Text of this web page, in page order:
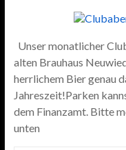
Unser monatlicher
alten Brauhaus
herrlichem Bier genau
Jahreszeit!Parken
dem Finanzamt. Bitte
unten